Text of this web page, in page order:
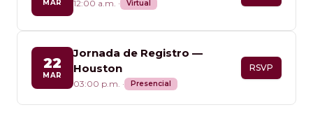
MAR 12:00 a.m. · Virtual
22
MAR
Jornada de Registro —
Houston
03:00 p.m. · Presencial
RSVP